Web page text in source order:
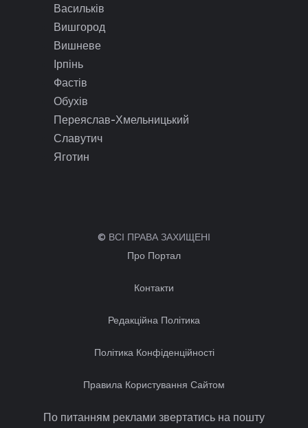
Васильків
Вишгород
Вишневе
Ірпінь
Фастів
Обухів
Переяслав-Хмельницький
Славутич
Яготин
© ВСІ ПРАВА ЗАХИЩЕНІ
Про Портал
Контакти
Редакційна Політика
Політика Конфіденційності
Правила Користування Сайтом
По питанням реклами звертатись на пошту